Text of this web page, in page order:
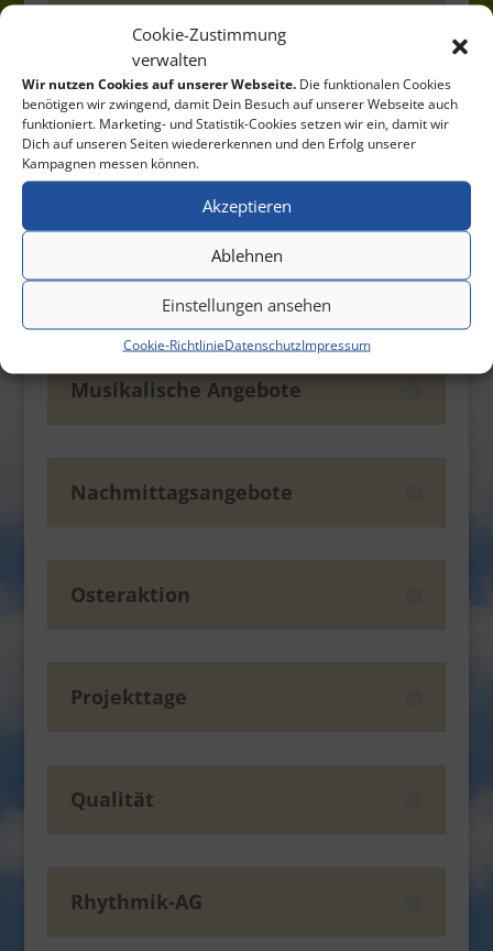
Cookie-Zustimmung
verwalten
Wir nutzen Cookies auf unserer Webseite. Die funktionalen Cookies
benötigen wir zwingend, damit Dein Besuch auf unserer Webseite auch
funktioniert. Marketing- und Statistik-Cookies setzen wir ein, damit wir
Dich auf unseren Seiten wiedererkennen und den Erfolg unserer
Kampagnen messen können.
Akzeptieren
Ablehnen
Einstellungen ansehen
Cookie-RichtlinieDatenschutzImpressum
Kooperationen
Krankheit
Lesewettbewerb
Musikalische Angebote
Nachmittagsangebote
Osteraktion
Projekttage
Qualität
Rhythmik-AG